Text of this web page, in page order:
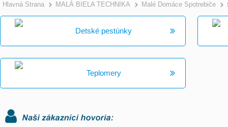
Hlavná Strana >
MALÁ BIELA TECHNIKA >
Malé Domáce Spotrebiče
Detské pestúnky
Teplomery